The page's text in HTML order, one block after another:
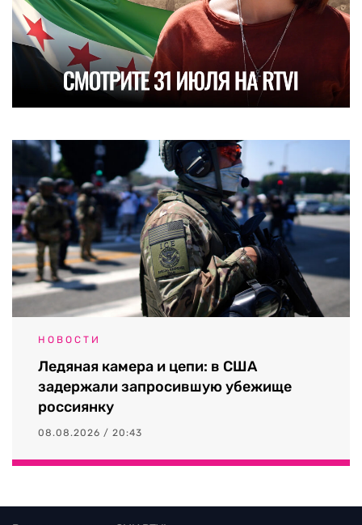
НОВОСТИ
Ледяная камера и цепи: в США
задержали запросившую убежище
россиянку
08.08.2026 / 20:43